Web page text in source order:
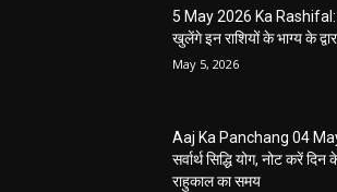
5 May 2026 Ka
खुलेंगे इन राशियों के भाग्य के
May 5, 2026
Aaj Ka Panchang 04
सर्वार्थ सिद्धि योग, नोट करें
राहुकाल का समय